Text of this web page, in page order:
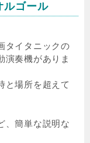
ルゴール
タイタニックの
演奏機がありま
と場所を超えて
、簡単な説明な